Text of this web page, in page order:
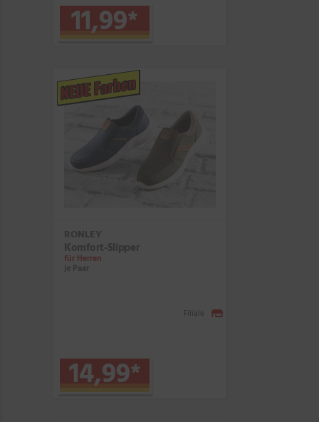
11,99*
NEUE Farben
RONLEY
Komfort-Slipper
für Herren
je Paar
14,99*
Filiale